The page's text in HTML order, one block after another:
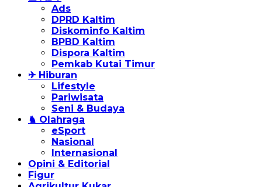
Ads
DPRD Kaltim
Diskominfo Kaltim
BPBD Kaltim
Dispora Kaltim
Pemkab Kutai Timur
✈ Hiburan
Lifestyle
Pariwisata
Seni & Budaya
♞ Olahraga
eSport
Nasional
Internasional
Opini & Editorial
Figur